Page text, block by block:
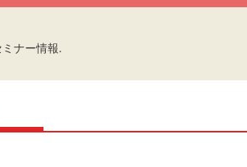
ミナー情報.